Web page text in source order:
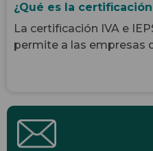
¿Qué es la certificación
La certificación IVA e
permite a las empresas